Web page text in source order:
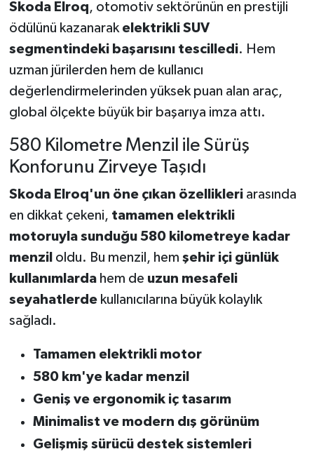
Skoda Elroq, otomotiv sektörünün en prestijli
ödülünü kazanarak elektrikli SUV
segmentindeki başarısını tescilledi. Hem
uzman jürilerden hem de kullanıcı
değerlendirmelerinden yüksek puan alan araç,
global ölçekte büyük bir başarıya imza attı.
580 Kilometre Menzil ile Sürüş
Konforunu Zirveye Taşıdı
Skoda Elroq'un öne çıkan özellikleriarasında
en dikkat çekeni, tamamen elektrikli
motoruyla sunduğu 580 kilometreye kadar
menzil oldu. Bu menzil, hem şehir içi günlük
kullanımlardahem de uzun mesafeli
seyahatlerdekullanıcılarına büyük kolaylık
sağladı.
Tamamen elektrikli motor
580 km'ye kadar menzil
Geniş ve ergonomik iç tasarım
Minimalist ve modern dış görünüm
Gelişmiş sürücü destek sistemleri